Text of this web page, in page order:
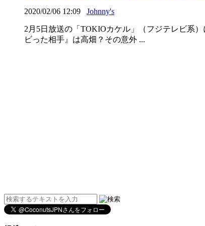
2020/02/06 12:09 Johnny's
2月5日放送の「TOKIOカケル」（フジテレビ系
ビった相手』は高畑？その意外 ...